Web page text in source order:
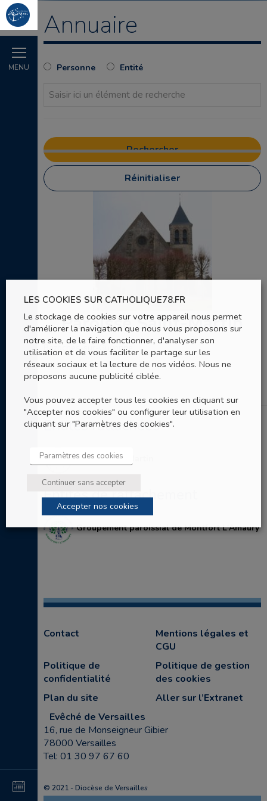
MENU
au
Annuaire
Personne Entité
Réinitialiser
Paroisse Saint-Martin
Bazoches-sur-Guyonne
Entités rattachées
Eglise Saint-Martin
Entités de rattachement
Groupement paroissial de Montfort L'Amaury
Contact
Mentions légales et
CGU
Politique de
confidentialité
Politique de gestion
des cookies
Plan du site
Aller sur l’Extranet
Evêché de Versailles
16, rue de Monseigneur Gibier
78000 Versailles
Tel: 01 30 97 67 60
© 2021 - Diocèse de Versailles
LES COOKIES SUR CATHOLIQUE78.FR
Le stockage de cookies sur votre appareil nous permet
d'améliorer la navigation que nous vous proposons sur
notre site, de le faire fonctionner, d'analyser son
utilisation et de vous faciliter le partage sur les
réseaux sociaux et la lecture de nos vidéos. Nous ne
proposons aucune publicité ciblée.
Vous pouvez accepter tous les cookies en cliquant sur
"Accepter nos cookies" ou configurer leur utilisation en
cliquant sur "Paramètres des cookies".
Paramètres des cookies
Continuer sans accepter
Accepter nos cookies